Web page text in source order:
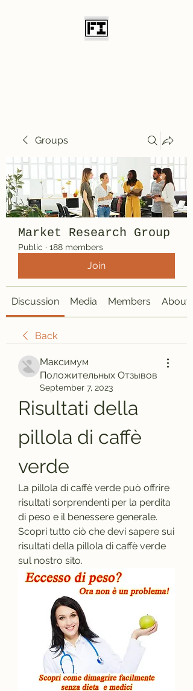
Groups
Market Research Group
Public · 188 members
Join
Discussion Media Members About
Back
Максимум
Положительных Отзывов
September 7, 2023
Risultati della
pillola di caffè
verde
La pillola di caffè verde può offrire
risultati sorprendenti per la perdita
di peso e il benessere generale.
Scopri tutto ciò che devi sapere sui
risultati della pillola di caffè verde
sul nostro sito.